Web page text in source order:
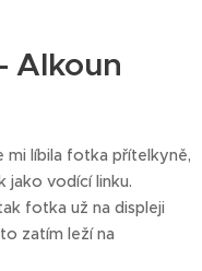
Alkoun
mi líbila fotka přítelkyně,
jako vodící linku.
fotka už na displeji
zatím leží na